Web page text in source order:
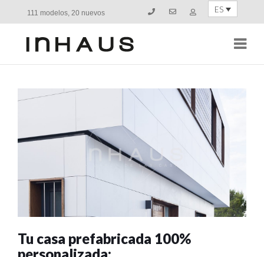
111 modelos, 20 nuevos ES
Tu casa prefabricada 100%